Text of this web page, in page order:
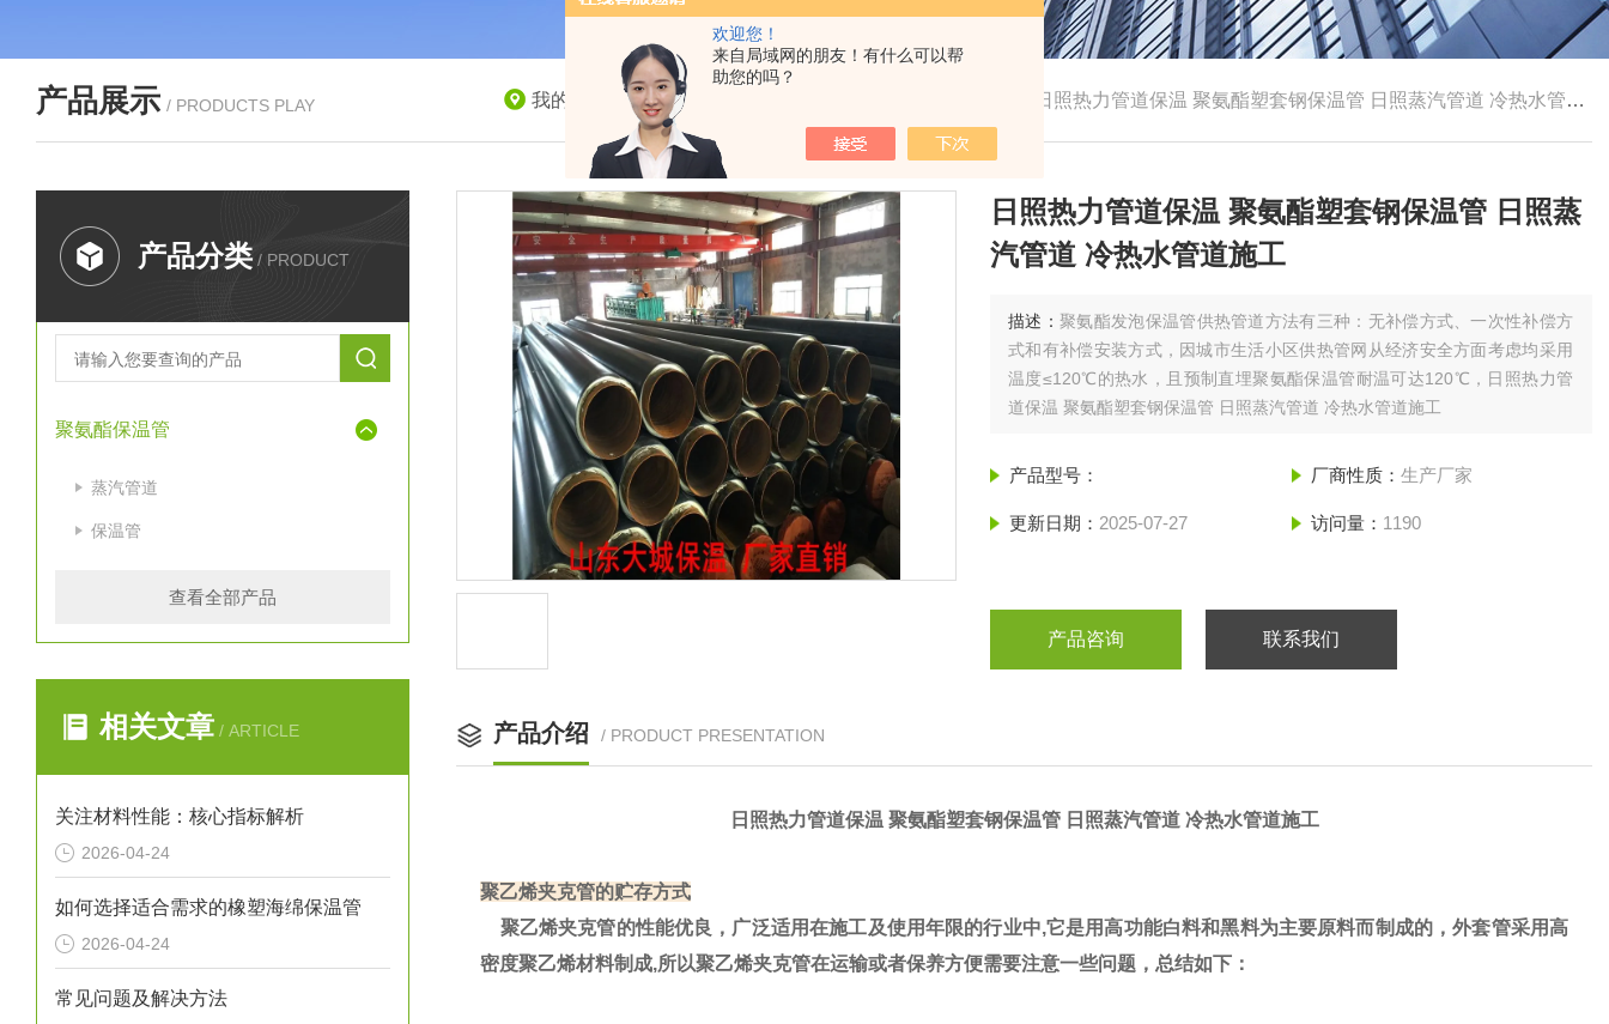
欢迎您！
来自局域网的朋友！有什么可以帮
助您的吗？
产品展示 / PRODUCTS PLAY 我的位置：首页> 日照热力管道保温 聚氨酯塑套钢保温管 日照蒸汽管道 冷热水管道施工
产品分类 / PRODUCT
聚氨酯保温管
蒸汽管道
保温管
查看全部产品
相关文章 / ARTICLE
关注材料性能：核心指标解析
2026-04-24
如何选择适合需求的橡塑海绵保温管
2026-04-24
常见问题及解决方法
日照热力管道保温 聚氨酯塑套钢保温管 日照蒸
汽管道 冷热水管道施工
描述：聚氨酯发泡保温管供热管道方法有三种：无补偿方式、一次性补偿方
式和有补偿安装方式，因城市生活小区供热管网从经济安全方面考虑均采用
温度≤120℃的热水，且预制直埋聚氨酯保温管耐温可达120℃，日照热力管
道保温 聚氨酯塑套钢保温管 日照蒸汽管道 冷热水管道施工
产品型号： 厂商性质： 生产厂家
更新日期： 2025-07-27 访问量： 1190
产品咨询 联系我们
产品介绍 / PRODUCT PRESENTATION
日照热力管道保温 聚氨酯塑套钢保温管 日照蒸汽管道 冷热水管道施工
聚乙烯夹克管的贮存方式
聚乙烯夹克管的性能优良，广泛适用在施工及使用年限的行业中,它是用高功能白料和黑料为主要原料而制成的，外套管采用高
密度聚乙烯材料制成,所以聚乙烯夹克管在运输或者保养方便需要注意一些问题，总结如下：